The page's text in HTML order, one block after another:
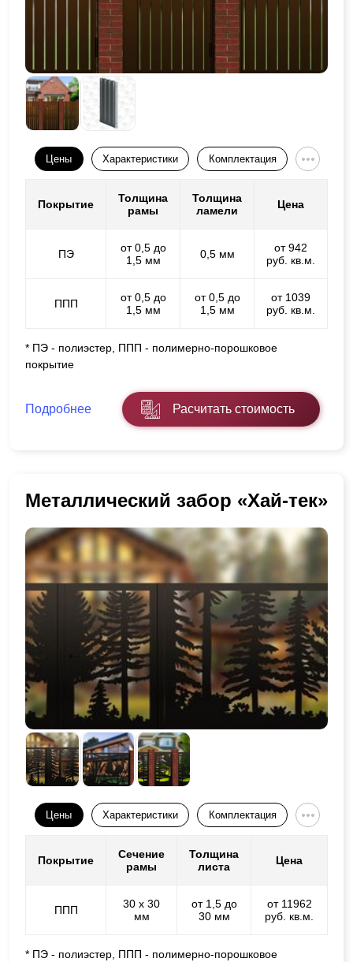
Цены Характеристики Комплектация
Покрытие
Толщина
рамы
Толщина
ламели
Цена
ПЭ
от 0,5 до
1,5 мм
0,5 мм
от 942
руб. кв.м.
ППП
от 0,5 до
1,5 мм
от 0,5 до
1,5 мм
от 1039
руб. кв.м.
* ПЭ - полиэстер, ППП - полимерно-порошковое
покрытие
Подробнее Расчитать стоимость
Металлический забор «Хай-тек»
Цены Характеристики Комплектация
Покрытие
Сечение
рамы
Толщина
листа
Цена
ППП
30 х 30
мм
от 1,5 до
30 мм
от 11962
руб. кв.м.
* ПЭ - полиэстер, ППП - полимерно-порошковое